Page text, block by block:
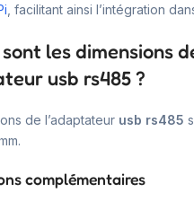
, facilitant ainsi l’intégration
les dimensions
usb rs485 ?
de l’adaptateur usb rs485
complémentaires